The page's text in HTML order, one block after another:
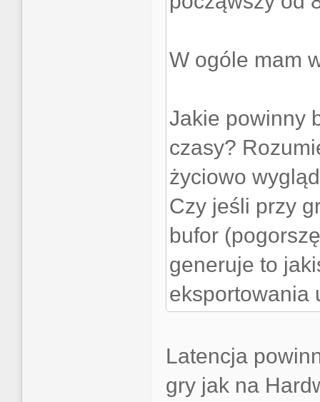
W ogóle mam
Jakie powinny
czasy?
życiowo
Czy jeśli przy
bufor
generuje to
eksportowania
Latencja
gry jak na